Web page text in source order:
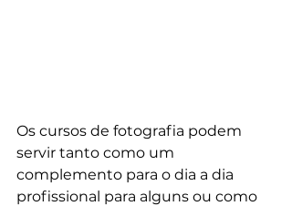
Os cursos de fotografia podem
servir tanto como um
complemento para o dia a dia
profissional para alguns ou como